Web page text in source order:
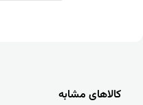
کالاهای مشابه